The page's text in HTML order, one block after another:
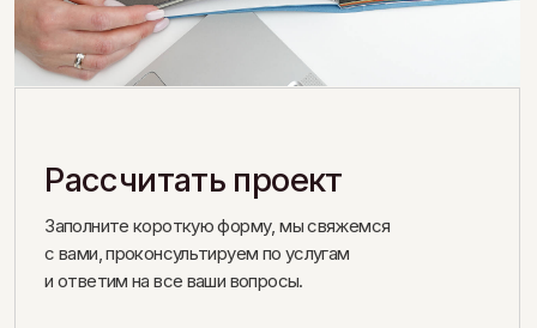
Больше эстетики и проектов
в нашем Instagram*
@estemo.branding ПЕРЕЙТИ В INSTAGRAM